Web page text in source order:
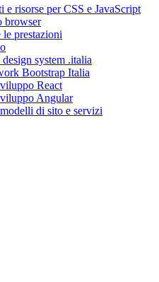
e risorse per CSS e JavaScript
browser
prestazioni
system .italia
Bootstrap Italia
React
Angular
di sito e servizi